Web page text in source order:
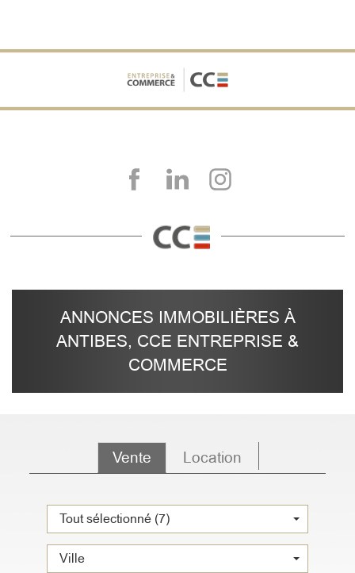
ANNONCES IMMOBILIÈRES À
ANTIBES, CCE ENTREPRISE &
COMMERCE
Vente Location
Tout sélectionné (7)
Ville